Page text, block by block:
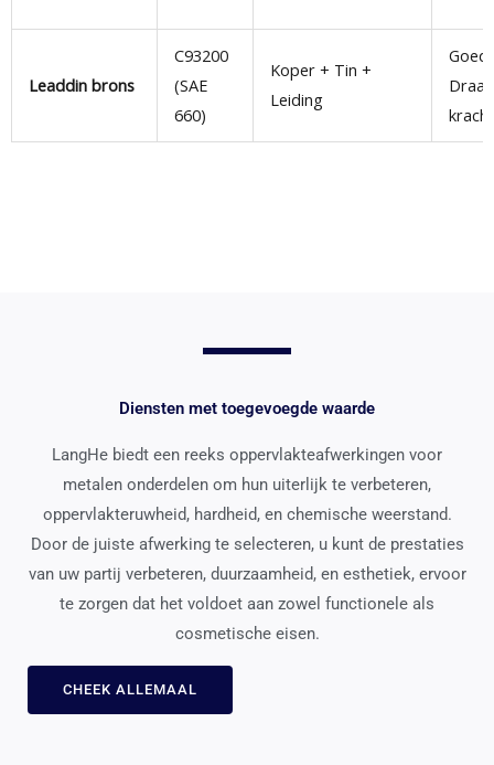
Leaddin brons
C93200
(SAE
660)
Koper + Tin +
Leiding
kracht
Diensten met toegevoegde waarde
LangHe biedt een reeks oppervlakteafwerkingen voor
metalen onderdelen om hun uiterlijk te verbeteren,
oppervlakteruwheid, hardheid, en chemische weerstand.
Door de juiste afwerking te selecteren, u kunt de prestaties
van uw partij verbeteren, duurzaamheid, en esthetiek, ervoor
te zorgen dat het voldoet aan zowel functionele als
cosmetische eisen.
CHEEK ALLEMAAL